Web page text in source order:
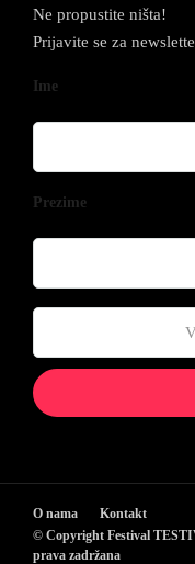
Ne propustite ništa!
Prijavite se za
Ime
Prezime
O nama
Kontakt
© Copyright Festival
prava zadržana